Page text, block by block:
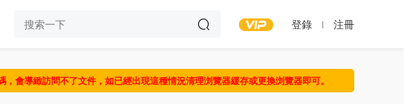
登錄 注冊
會導緻訪問不了文件，如已經出現這種情況清理浏覽器緩存或更換浏覽器即可。